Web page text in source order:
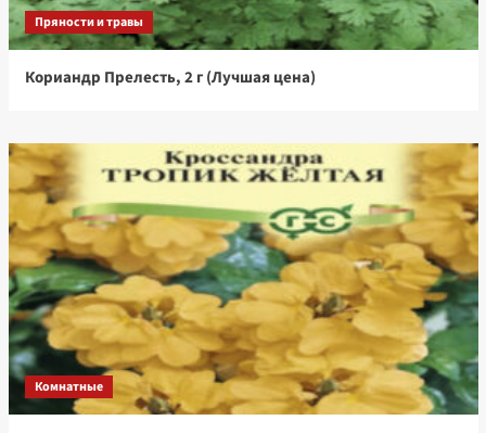
Пряности и травы
Кориандр Прелесть, 2 г (Лучшая цена)
Комнатные